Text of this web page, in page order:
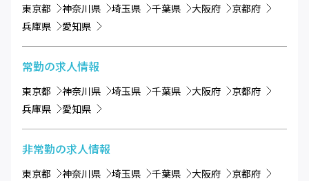
東京都 神奈川県 埼玉県 千葉県 大阪府
京都府
兵庫県
愛知県
常勤の求人情報
東京都 神奈川県 埼玉県 千葉県 大阪府
京都府
兵庫県
愛知県
非常勤の求人情報
東京都 神奈川県 埼玉県 千葉県 大阪府
京都府